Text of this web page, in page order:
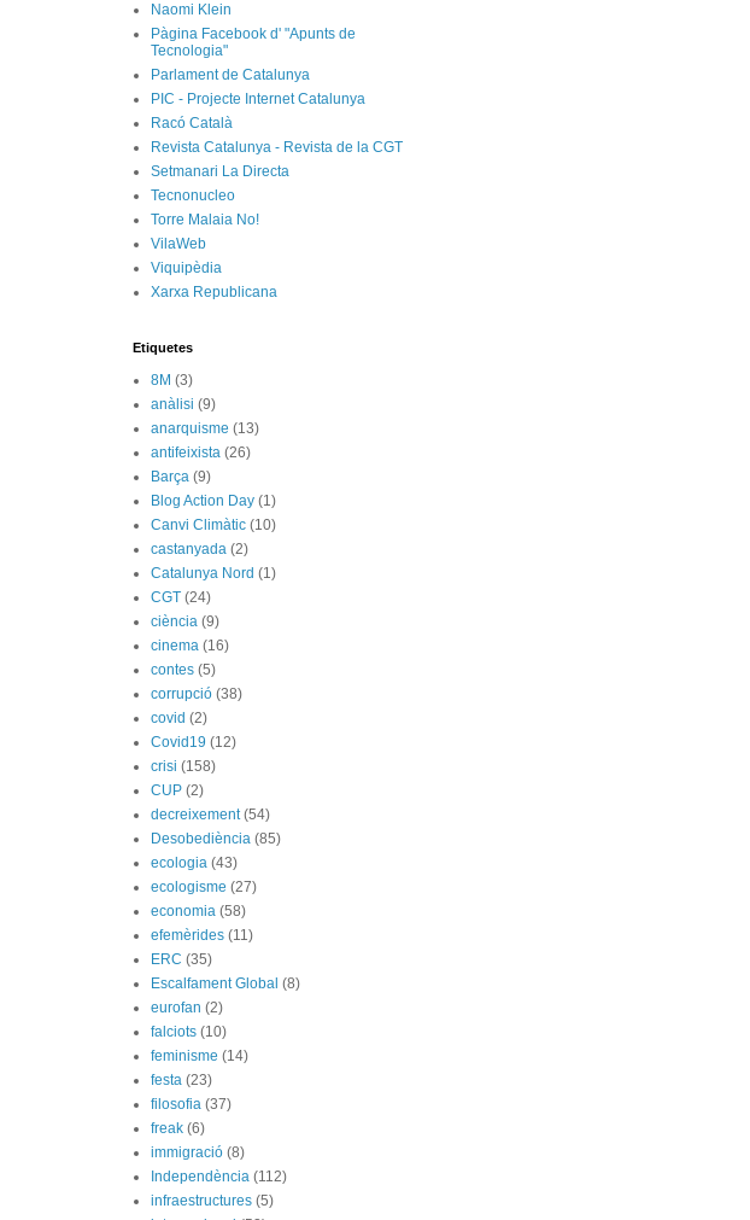
Naomi Klein
Pàgina Facebook d' "Apunts de
Tecnologia"
Parlament de Catalunya
PIC - Projecte Internet Catalunya
Racó Català
Revista Catalunya - Revista de la CGT
Setmanari La Directa
Tecnonucleo
Torre Malaia No!
VilaWeb
Viquipèdia
Xarxa Republicana
Etiquetes
8M (3)
anàlisi (9)
anarquisme (13)
antifeixista (26)
Barça (9)
Blog Action Day (1)
Canvi Climàtic (10)
castanyada (2)
Catalunya Nord (1)
CGT (24)
ciència (9)
cinema (16)
contes (5)
corrupció (38)
covid (2)
Covid19 (12)
crisi (158)
CUP (2)
decreixement (54)
Desobediència (85)
ecologia (43)
ecologisme (27)
economia (58)
efemèrides (11)
ERC (35)
Escalfament Global (8)
eurofan (2)
falciots (10)
feminisme (14)
festa (23)
filosofia (37)
freak (6)
immigració (8)
Independència (112)
infraestructures (5)